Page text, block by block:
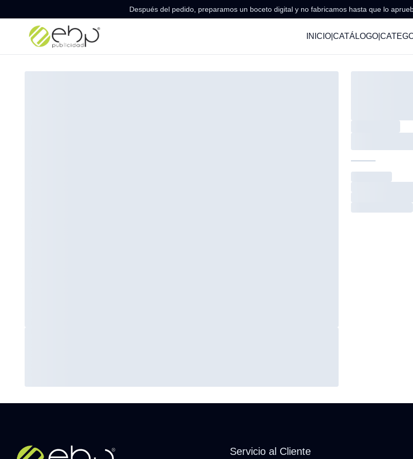
Después del pedido, preparamos un boceto digital y no fabricamos hasta que lo
INICIO| CATÁLOGO|
Servicio al Cliente